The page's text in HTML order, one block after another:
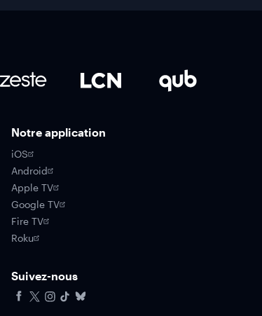
Notre application
iOS
Android
Apple TV
Google TV
Fire TV
Roku
Suivez-nous